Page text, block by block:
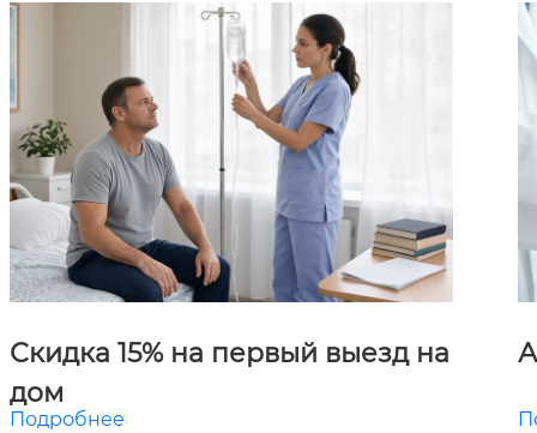
Скидка 15% на первый выезд на
дом
Подробнее